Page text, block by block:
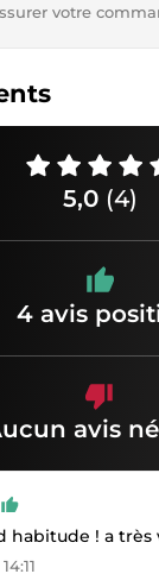
votre
5,0 (4)
4 avis
avis
habitude ! a très